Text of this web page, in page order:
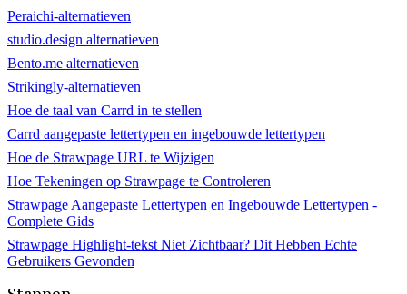
Peraichi-alternatieven
studio.design alternatieven
Bento.me alternatieven
Strikingly-alternatieven
Hoe de taal van Carrd in te stellen
Carrd aangepaste lettertypen en ingebouwde lettertypen
Hoe de Strawpage URL te Wijzigen
Hoe Tekeningen op Strawpage te Controleren
Strawpage Aangepaste Lettertypen en Ingebouwde Lettertypen -
Complete Gids
Strawpage Highlight-tekst Niet Zichtbaar? Dit Hebben Echte
Gebruikers Gevonden